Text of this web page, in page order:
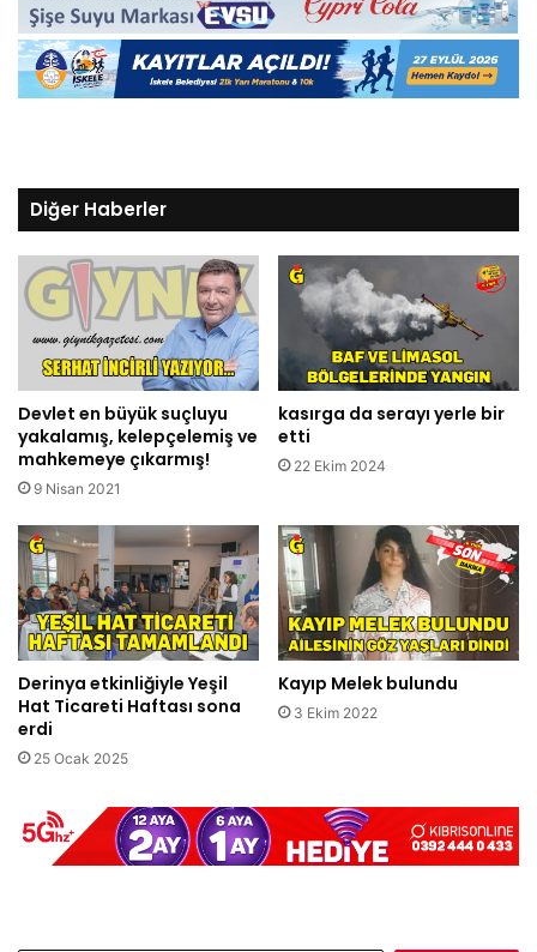
Diğer Haberler
Devlet en büyük suçluyu
yakalamış, kelepçelemiş ve
mahkemeye çıkarmış!
9 Nisan 2021
kasırga da serayı yerle bir
etti
22 Ekim 2024
Derinya etkinliğiyle Yeşil
Hat Ticareti Haftası sona
erdi
25 Ocak 2025
Kayıp Melek bulundu
3 Ekim 2022